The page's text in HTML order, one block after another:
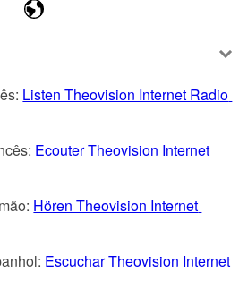
Listen Theovision Internet Radio
Ecouter Theovision Internet
Hören Theovision Internet
Escuchar Theovision Internet